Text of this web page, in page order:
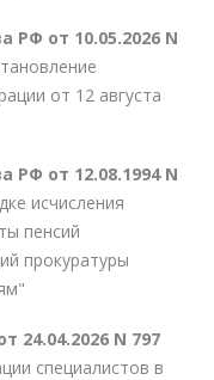
РФ от 10.05.2026 N
от 12 августа
РФ от 12.08.1994 N
исчисления
пенсий
прокуратуры
24.04.2026 N 797
специалистов в